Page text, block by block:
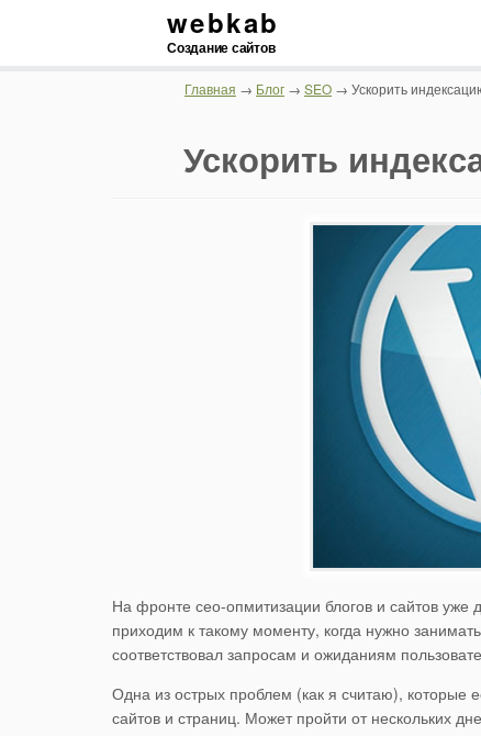
webkab
Создание сайтов
Ускорить
На фронте сео-опмитизации блогов и сайтов
приходим к такому моменту, когда нужно
соответствовал запросам и ожиданиям
Одна из острых проблем (как я считаю), которые
сайтов и страниц. Может пройти от нескольких
Главная → Блог → SEO → Ускорить